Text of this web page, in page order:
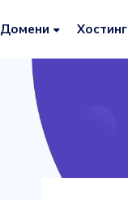
Домени Хостинг